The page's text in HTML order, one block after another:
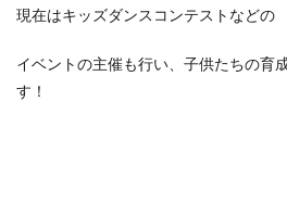
現在はキッズダンスコンテストなどの
イベントの主催も行い、子供たちの育
す！